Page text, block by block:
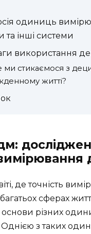
одиниць
інші системи
використання
ми стикаємося з
житті?
де точність
сферах
основи різних
з таких